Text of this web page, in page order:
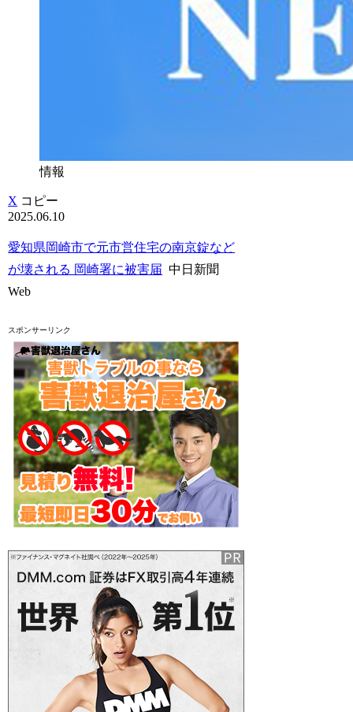
情報
X コピー
2025.06.10
愛知県岡崎市で元市営住宅の南京錠など
が壊される 岡崎署に被害届 中日新聞
Web
スポンサーリンク